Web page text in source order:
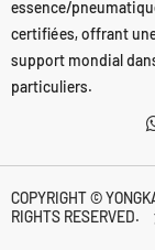
essence/
certifiées, offrant
support mondial
particuliers.
COPYRIGHT ©
RIGHTS RESERVED.